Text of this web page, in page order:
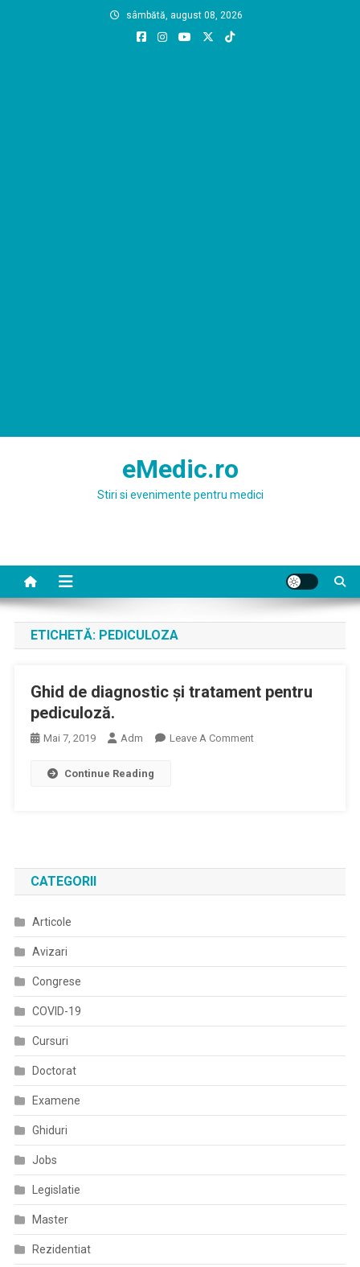
sâmbătă, august 08, 2026
eMedic.ro
Stiri si evenimente pentru medici
ETICHETĂ: PEDICULOZA
Ghid de diagnostic şi tratament pentru
pediculoză.
Mai 7, 2019 Adm Leave A CommentOn
Pediculoză.
Continue Reading
CATEGORII
Articole
Avizari
Congrese
COVID-19
Cursuri
Doctorat
Examene
Ghiduri
Jobs
Legislatie
Master
Rezidentiat